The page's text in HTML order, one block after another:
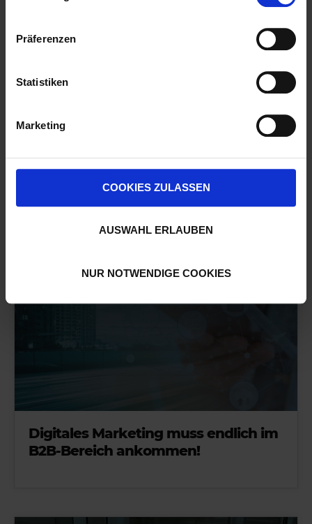
Präferenzen
Statistiken
Marketing
COOKIES ZULASSEN
AUSWAHL ERLAUBEN
NUR NOTWENDIGE COOKIES
Evergreen Content: Zeitlose Inhalte,
08
Digitales Marketing muss endlich im
B2B-Bereich ankommen!